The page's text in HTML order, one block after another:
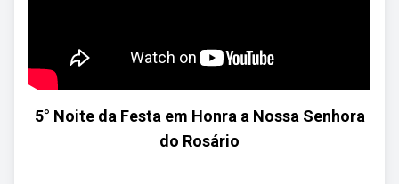
5° Noite da Festa em Honra a Nossa Senhora
do Rosário